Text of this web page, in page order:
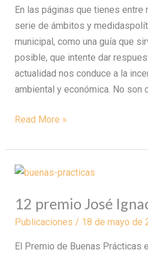
En las páginas que tienes entre
serie de ámbitos y
municipal, como una guía que
posible, que intente dar
actualidad nos conduce a la
ambiental y económica. No son
a
crisis
ambiental
Read More »
12 premio José
Publicaciones / 18 de mayo de
El Premio de Buenas Prácticas
12
José
Ignacio
Arbizu